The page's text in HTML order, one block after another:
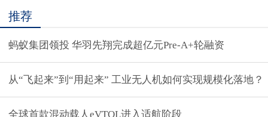
推荐
蚂蚁集团领投 华羽先翔完成超亿元Pre-A+轮融资
从“飞起来”到“用起来” 工业无人机如何实现规模化落地？
全球首款混动载人eVTOL进入适航阶段